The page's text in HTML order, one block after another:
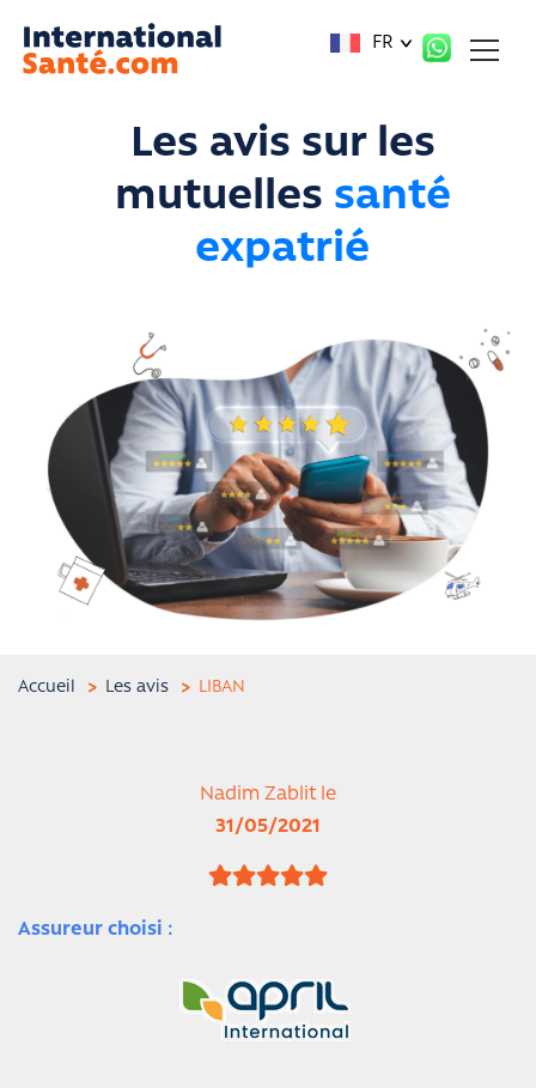
FR
Les avis sur les
mutuelles santé
expatrié
Accueil Les avis LIBAN
Nadim Zablit le
31/05/2021
Assureur choisi :